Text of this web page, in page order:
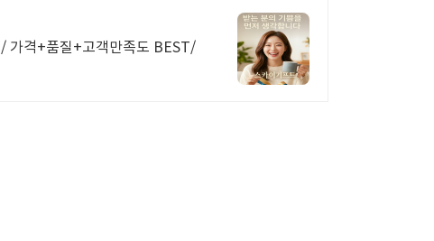
가격+품질+고객만족도 BEST/